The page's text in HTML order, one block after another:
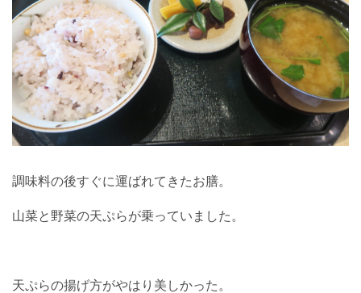
調味料の後すぐに運ばれてきたお膳。
山菜と野菜の天ぷらが乗っていました。
天ぷらの揚げ方がやはり美しかった。